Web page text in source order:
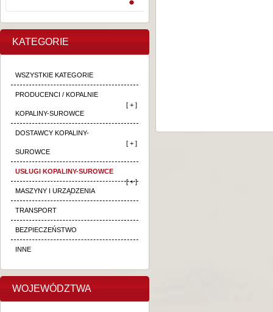
KATEGORIE
WSZYSTKIE KATEGORIE
PRODUCENCI / KOPALNIE
KOPALINY-SUROWCE
[ + ]
DOSTAWCY KOPALINY-
SUROWCE
[ + ]
USŁUGI KOPALINY-SUROWCE
[ + ]
MASZYNY I URZĄDZENIA
TRANSPORT
BEZPIECZEŃSTWO
INNE
WOJEWÓDZTWA